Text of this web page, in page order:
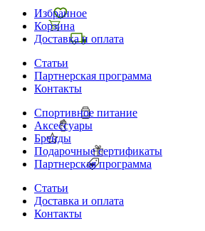
Избранное
Корзина
Доставка и оплата
Статьи
Партнерская программа
Контакты
Спортивное питание
Аксессуары
Бренды
Подарочные сертификаты
Партнерская программа
Статьи
Доставка и оплата
Контакты